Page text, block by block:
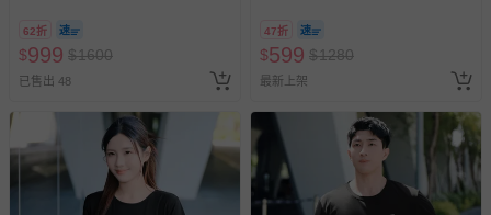
2026/10/16 正券逾期視同現金
券使用
62折
$999 $1600
已售出 48
47折
$599 $1280
最新上架